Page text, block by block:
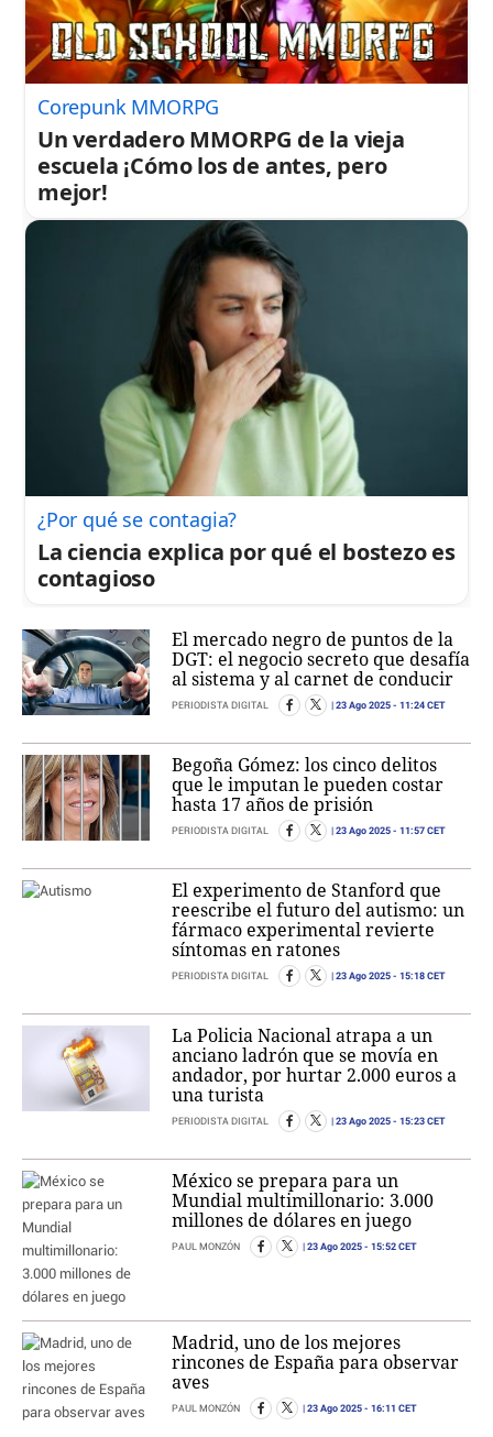
Corepunk MMORPG
Un verdadero MMORPG de la vieja
escuela ¡Cómo los de antes, pero
mejor!
¿Por qué se contagia?
La ciencia explica por qué el bostezo es
contagioso
El mercado negro de puntos de la
DGT: el negocio secreto que desafía
al sistema y al carnet de conducir
PERIODISTA DIGITAL 23 Ago 2025 - 11:24 CET
Begoña Gómez: los cinco delitos
que le imputan le pueden costar
hasta 17 años de prisión
PERIODISTA DIGITAL 23 Ago 2025 - 11:57 CET
El experimento de Stanford que
reescribe el futuro del autismo: un
fármaco experimental revierte
síntomas en ratones
PERIODISTA DIGITAL 23 Ago 2025 - 15:18 CET
La Policia Nacional atrapa a un
anciano ladrón que se movía en
andador, por hurtar 2.000 euros a
una turista
PERIODISTA DIGITAL 23 Ago 2025 - 15:23 CET
México se prepara para un
Mundial multimillonario: 3.000
millones de dólares en juego
PAUL MONZÓN 23 Ago 2025 - 15:52 CET
Madrid, uno de los mejores
rincones de España para observar
aves
PAUL MONZÓN 23 Ago 2025 - 16:11 CET